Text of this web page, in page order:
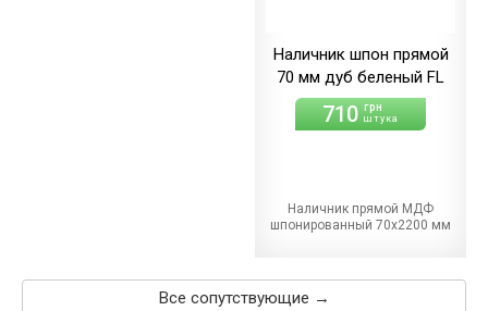
Наличник шпон прямой
70 мм дуб беленый FL
710 грн
штука
Наличник прямой МДФ
шпонированный 70х2200 мм
Все сопутствующие →